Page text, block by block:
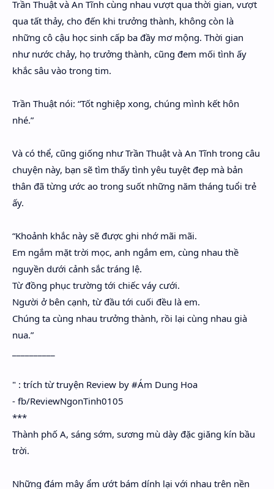
Trần Thuật và An Tĩnh cùng nhau vượt qua thời gian, vượt
qua tất thảy, cho đến khi trưởng thành, không còn là
những cô cậu học sinh cấp ba đầy mơ mộng. Thời gian
như nước chảy, họ trưởng thành, cũng đem mối tình ấy
khắc sâu vào trong tim.
Trần Thuật nói: “Tốt nghiệp xong, chúng mình kết hôn
nhé.”
Và có thể, cũng giống như Trần Thuật và An Tĩnh trong câu
chuyện này, bạn sẽ tìm thấy tình yêu tuyệt đẹp mà bản
thân đã từng ước ao trong suốt những năm tháng tuổi trẻ
ấy.
“Khoảnh khắc này sẽ được ghi nhớ mãi mãi.
Em ngắm mặt trời mọc, anh ngắm em, cùng nhau thề
nguyền dưới cảnh sắc tráng lệ.
Từ đồng phục trường tới chiếc váy cưới.
Người ở bên cạnh, từ đầu tới cuối đều là em.
Chúng ta cùng nhau trưởng thành, rồi lại cùng nhau già
nua.”
" : trích từ truyện Review by #Ám Dung Hoa
- fb/ReviewNgonTinh0105
***
Thành phố A, sáng sớm, sương mù dày đặc giăng kín bầu
trời.
Những đám mây ẩm ướt bám dính lại với nhau trên nền